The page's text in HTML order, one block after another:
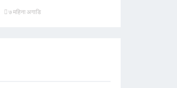
७ महिना अगाडि